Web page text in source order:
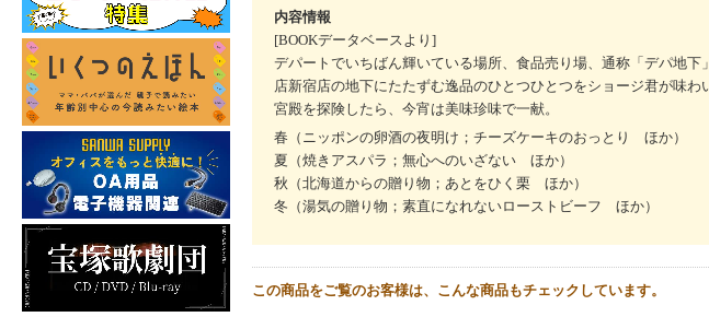
内容情報
[BOOKデータベースより]
デパートでいちばん輝いている場所、食品売り場、通称「デパ地
店新宿店の地下にたたずむ逸品のひとつひとつをショージ君が味
宮殿を探険したら、今宵は美味珍味で一献。
春（ニッポンの卵酒の夜明け；チーズケーキのおっとり ほか）
夏（焼きアスパラ；無心へのいざない ほか）
秋（北海道からの贈り物；あとをひく栗 ほか）
冬（湯気の贈り物；素直になれないローストビーフ ほか）
この商品をご覧のお客様は、こんな商品もチェックしています。